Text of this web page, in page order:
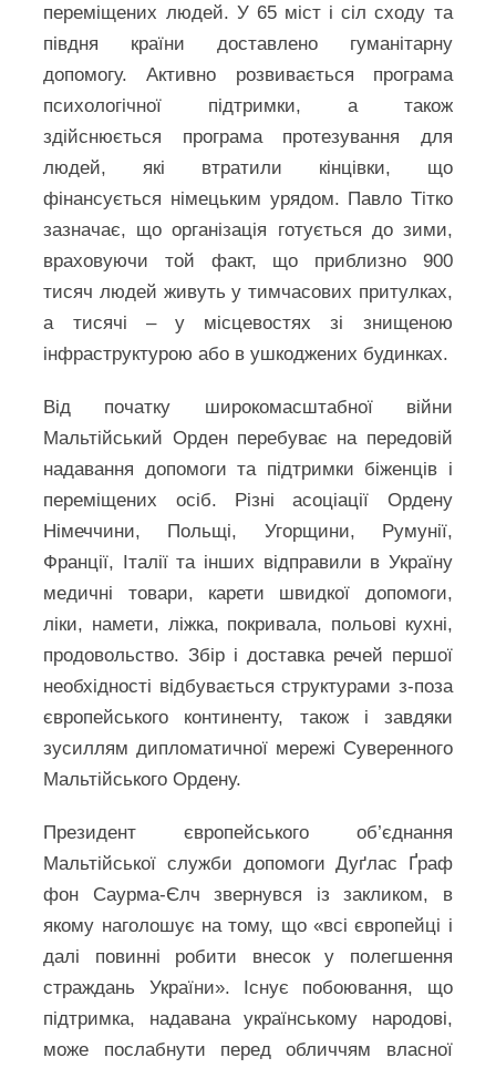
переміщених людей. У 65 міст і сіл сходу та
півдня країни доставлено гуманітарну
допомогу. Активно розвивається програма
психологічної підтримки, а також
здійснюється програма протезування для
людей, які втратили кінцівки, що
фінансується німецьким урядом. Павло Тітко
зазначає, що організація готується до зими,
враховуючи той факт, що приблизно 900
тисяч людей живуть у тимчасових притулках,
а тисячі – у місцевостях зі знищеною
інфраструктурою або в ушкоджених будинках.
Від початку широкомасштабної війни
Мальтійський Орден перебуває на передовій
надавання допомоги та підтримки біженців і
переміщених осіб. Різні асоціації Ордену
Німеччини, Польщі, Угорщини, Румунії,
Франції, Італії та інших відправили в Україну
медичні товари, карети швидкої допомоги,
ліки, намети, ліжка, покривала, польові кухні,
продовольство. Збір і доставка речей першої
необхідності відбувається структурами з-поза
європейського континенту, також і завдяки
зусиллям дипломатичної мережі Суверенного
Мальтійського Ордену.
Президент європейського об’єднання
Мальтійської служби допомоги Дуґлас Ґраф
фон Саурма-Єлч звернувся із закликом, в
якому наголошує на тому, що «всі європейці і
далі повинні робити внесок у полегшення
страждань України». Існує побоювання, що
підтримка, надавана українському народові,
може послабнути перед обличчям власної